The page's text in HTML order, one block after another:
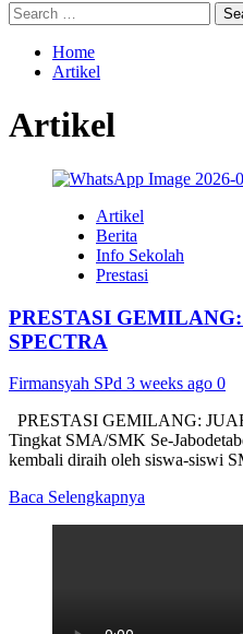
Search
for:
Home
Artikel
Artikel
Artikel
Berita
Info Sekolah
Prestasi
PRESTASI
SPECTRA
Firmansyah SPd 3 weeks ago 0
PRESTASI GEMILANG:
Tingkat SMA/SMK Se-
kembali diraih oleh siswa-siswi
Baca Selengkapnya